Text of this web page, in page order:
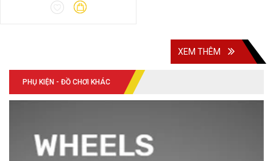
XEM THÊM
PHỤ KIỆN - ĐỒ CHƠI KHÁC